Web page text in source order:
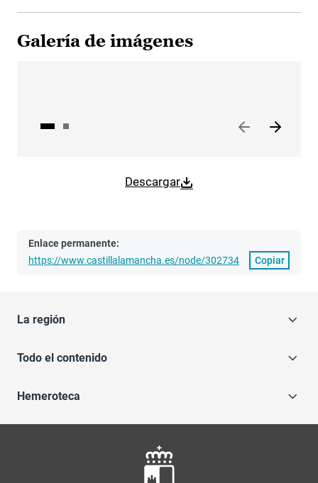
Galería de imágenes
Descargar
Enlace permanente:
https://www.castillalamancha.es/node/302734
Copiar
La región
Todo el contenido
Hemeroteca